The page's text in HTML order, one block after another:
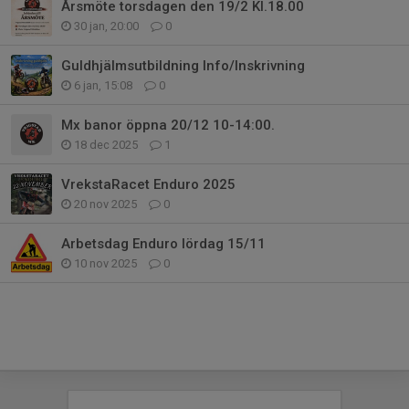
Årsmöte torsdagen den 19/2 Kl.18.00
30 jan, 20:00 0
Guldhjälmsutbildning Info/Inskrivning
6 jan, 15:08 0
Mx banor öppna 20/12 10-14:00.
18 dec 2025 1
VrekstaRacet Enduro 2025
20 nov 2025 0
Arbetsdag Enduro lördag 15/11
10 nov 2025 0